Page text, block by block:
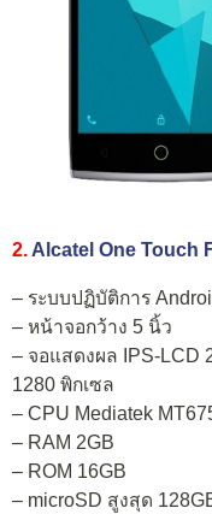
2. Alcatel One Touch
– ระบบปฏิบัติการ
– หน้าจอกว้าง 5 นิ้ว
– จอแสดงผล IPS-LCD
1280 พิกเซล
– CPU Mediatek
– RAM 2GB
– ROM 16GB
– microSD สูงสุด